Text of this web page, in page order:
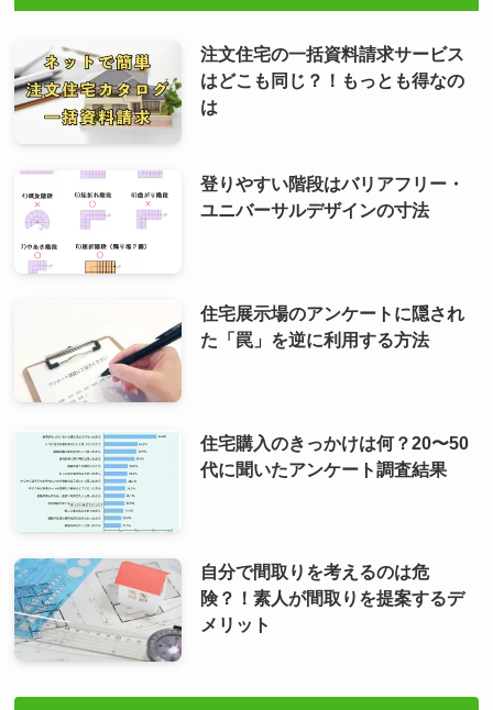
注文住宅の一括資料請求サービス
はどこも同じ？！もっとも得なの
は
登りやすい階段はバリアフリー・
ユニバーサルデザインの寸法
住宅展示場のアンケートに隠され
た「罠」を逆に利用する方法
住宅購入のきっかけは何？20〜50
代に聞いたアンケート調査結果
自分で間取りを考えるのは危
険？！素人が間取りを提案するデ
メリット